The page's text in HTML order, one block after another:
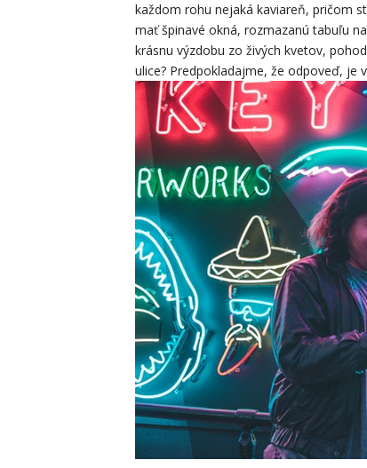
každom rohu nejaká kaviareň, pričom
mať špinavé okná, rozmazanú tabuľu
krásnu výzdobu zo živých kvetov,
ulice? Predpokladajme, že odpoveď, je